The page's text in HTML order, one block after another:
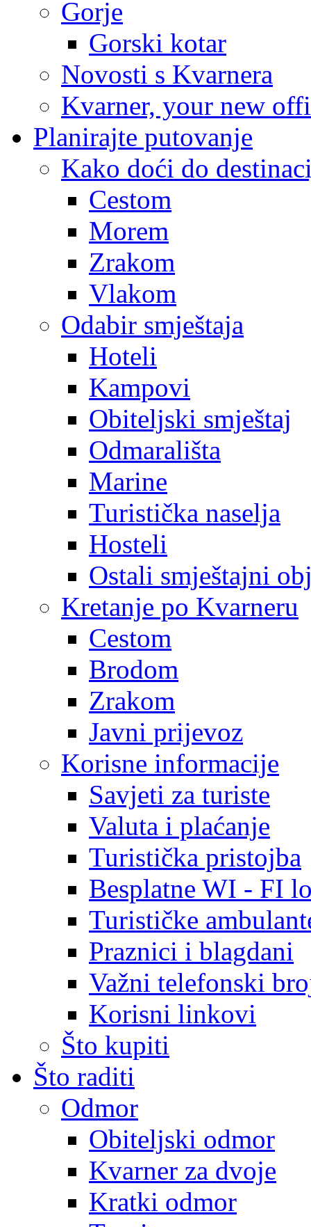
Gorje
Gorski kotar
Novosti s Kvarnera
Kvarner, your new
Planirajte putovanje
Kako doći do
Cestom
Morem
Zrakom
Vlakom
Odabir smještaja
Hoteli
Kampovi
Obiteljski smještaj
Odmarališta
Marine
Turistička naselja
Hosteli
Ostali smještajni
Kretanje po Kvarneru
Cestom
Brodom
Zrakom
Javni prijevoz
Korisne informacije
Savjeti za turiste
Valuta i plaćanje
Turistička pristojba
Besplatne WI - FI
Turističke
Praznici i blagdani
Važni telefonski
Korisni linkovi
Što kupiti
Što raditi
Odmor
Obiteljski odmor
Kvarner za dvoje
Kratki odmor